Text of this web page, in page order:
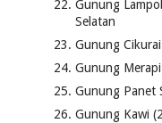
Gunung
Selatan
Gunung
Gunung
Gunung Panet
Gunung Kawi